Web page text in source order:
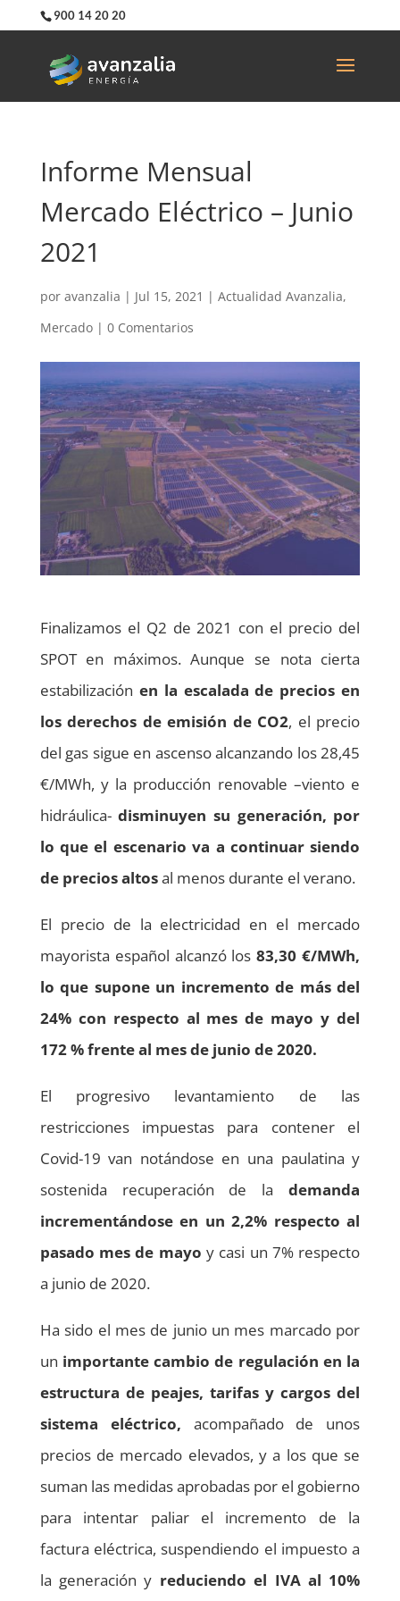
900 14 20 20
Informe Mensual
Mercado Eléctrico – Junio
2021
por avanzalia | Jul 15, 2021 | Actualidad Avanzalia,
Mercado| 0 Comentarios
Finalizamos el Q2 de 2021 con el precio del
SPOT en máximos. Aunque se nota cierta
estabilización en la escalada de precios en
los derechos de emisión de CO2, el precio
del gas sigue en ascenso alcanzando los 28,45
€/MWh, y la producción renovable –viento e
hidráulica-disminuyen su generación, por
lo que el escenario va a continuar siendo
de precios altosal menos durante el verano.
El precio de la electricidad en el mercado
mayorista español alcanzó los83,30 €/MWh,
lo que supone un incremento de más del
24% con respecto al mes de mayo y del
172 % frente al mes de junio de 2020.
El progresivo levantamiento de las
restricciones impuestas para contener el
Covid-19 van notándose en una paulatina y
sostenida recuperación de lademanda
incrementándose en un 2,2% respecto al
pasado mes de mayo y casi un 7% respecto
a junio de 2020.
Ha sido el mes de junio un mes marcado por
un importante cambio de regulación en la
estructura de peajes, tarifas y cargos del
sistema eléctrico, acompañado de unos
precios de mercado elevados, y a los que se
suman las medidas aprobadas por el gobierno
para intentar paliar el incremento de la
factura eléctrica, suspendiendo el impuesto a
la generación y reduciendo el IVA al 10%